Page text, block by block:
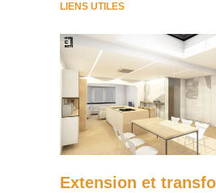
LIENS UTILES
Extension et